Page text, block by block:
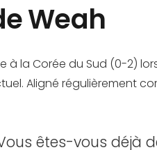
Weah
la Corée du Sud (0-2)
Aligné régulièrement
êtes-vous déjà